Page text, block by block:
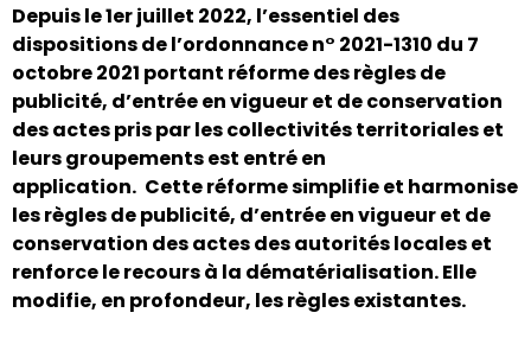
Depuis le 1er juillet 2022, l’essentiel des
dispositions de l’ordonnance n° 2021-1310 du 7
octobre 2021 portant réforme des règles de
publicité, d’entrée en vigueur et de conservation
des actes pris par les collectivités territoriales et
leurs groupements est entré en
application. Cette réforme simplifie et harmonise
les règles de publicité, d’entrée en vigueur et de
conservation des actes des autorités locales et
renforce le recours à la dématérialisation. Elle
modifie, en profondeur, les règles existantes.